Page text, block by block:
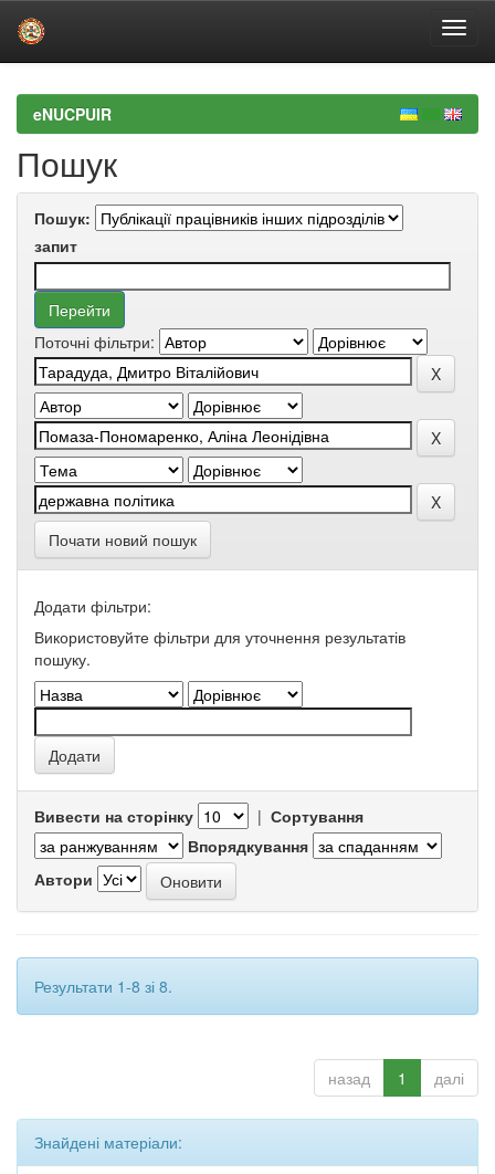
navigationeNUCPUIR
Пошук
Пошук:
запит
Поточні фільтри:
Почати новий пошук
Додати фільтри:
Використовуйте фільтри для уточнення результатів
пошуку.
Вивести на сторінку | Сортування
Впорядкування
Автори
Результати 1-8 зі 8.
назад 1 далі
Знайдені матеріали: